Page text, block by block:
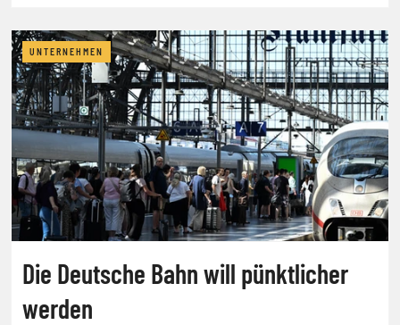
UNTERNEHMEN
Die Deutsche Bahn will pünktlicher
werden